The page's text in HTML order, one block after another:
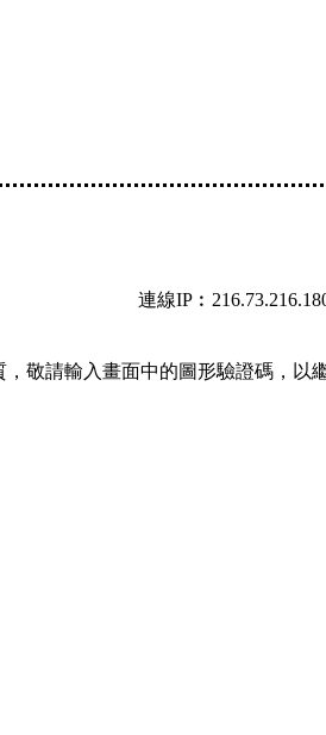
連線
敬請輸入畫面中的圖形驗證碼，以